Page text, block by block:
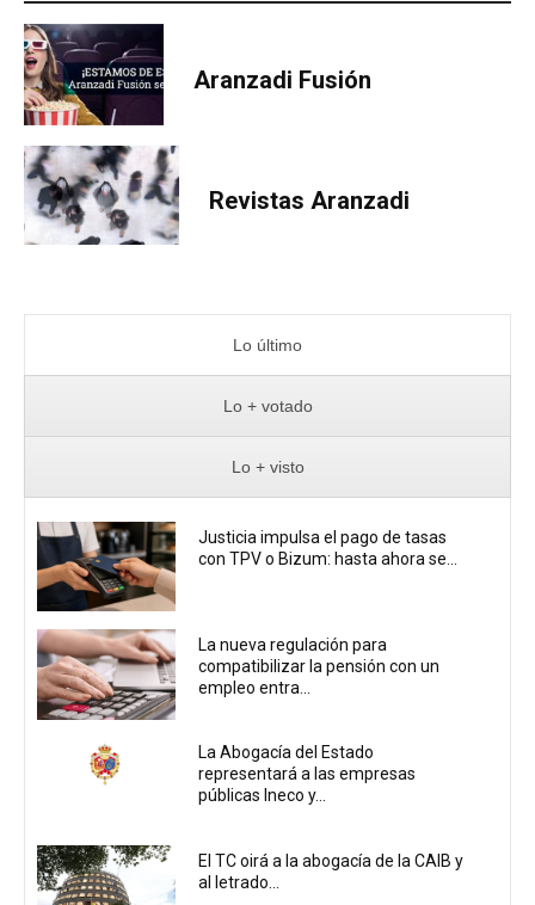
Aranzadi Fusión
Revistas Aranzadi
Lo último
Lo + votado
Lo + visto
Justicia impulsa el pago de tasas
con TPV o Bizum: hasta ahora se...
La nueva regulación para
compatibilizar la pensión con un
empleo entra...
La Abogacía del Estado
representará a las empresas
públicas Ineco y...
El TC oirá a la abogacía de la CAIB y
al letrado...